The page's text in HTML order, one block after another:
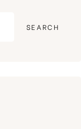
SEARCH